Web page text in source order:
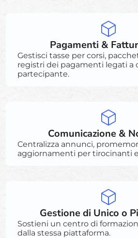
Pagamenti &
Gestisci tasse per corsi,
registri dei pagamenti legati a
partecipante.
Comunicazione &
Centralizza annunci,
aggiornamenti per tirocinanti
Gestione di Unico o
Sostieni un centro di
dalla stessa piattaforma.